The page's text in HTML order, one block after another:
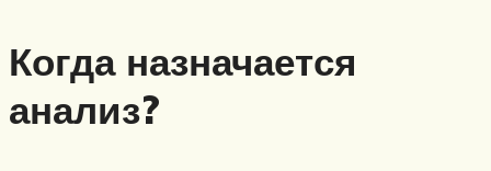
Когда назначается
анализ?